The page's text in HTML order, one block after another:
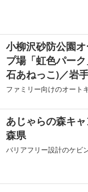
小柳沢砂防公園
プ場「虹色パー
石あねっこ)／岩
ファミリー向けのオート
あじゃらの森キ
森県
バリアフリー設計のケビ